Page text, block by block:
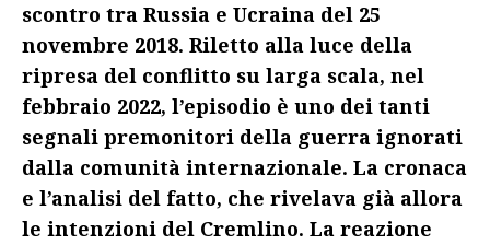
scontro tra Russia e Ucraina del 25
novembre 2018. Riletto alla luce della
ripresa del conflitto su larga scala, nel
febbraio 2022, l’episodio è uno dei tanti
segnali premonitori della guerra ignorati
dalla comunità internazionale. La cronaca
e l’analisi del fatto, che rivelava già allora
le intenzioni del Cremlino. La reazione